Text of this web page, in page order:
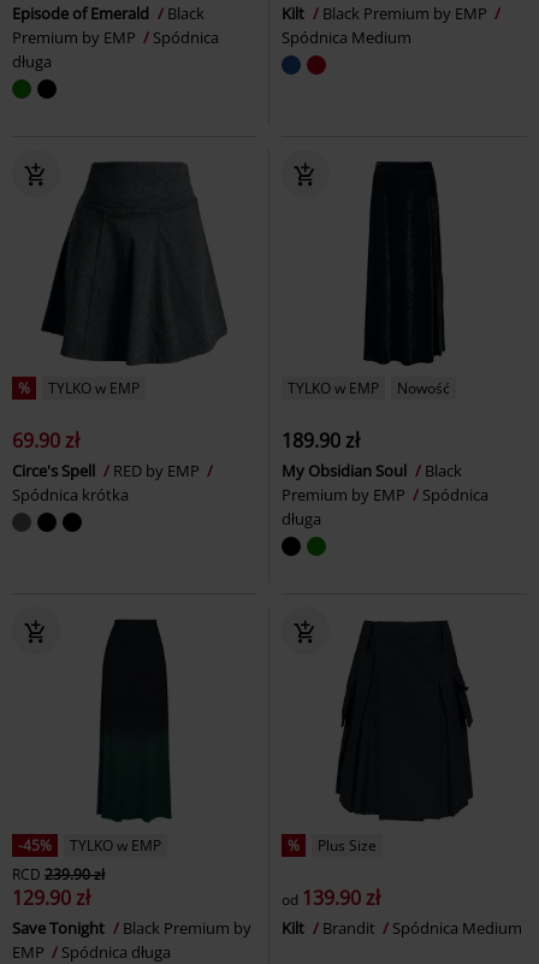
Episode of Emerald
Black
Premium by EMP
Spódnica
długa
Kilt
Black Premium by EMP
Spódnica Medium
% TYLKO w EMP
69.90 zł
Circe's Spell
RED by EMP
Spódnica krótka
TYLKO w EMP Nowość
189.90 zł
My Obsidian Soul
Black
Premium by EMP
Spódnica
długa
-45%
TYLKO w EMP
RCD 239.90 zł
129.90 zł
Save Tonight
Black Premium by
EMP
Spódnica długa
% Plus Size
od 139.90 zł
Kilt Brandit Spódnica Medium